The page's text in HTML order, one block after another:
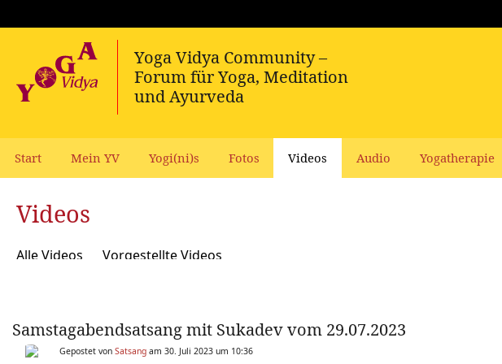
Start Mein YV Yogi(ni)s Fotos Videos Audio Yogatherapie
Videos
Alle Videos Vorgestellte Videos
Samstagabendsatsang mit Sukadev vom 29.07.2023
Gepostet von Satsang am 30. Juli 2023 um 10:36